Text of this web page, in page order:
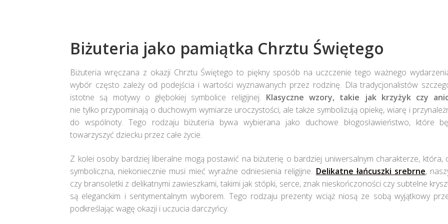
Biżuteria jako pamiątka Chrztu Świętego
Biżuteria wręczana z okazji Chrztu Świętego to piękny sposób na uczczenie tego ważnego
wybór często zależy od podejścia i wartości wyznawanych przez rodzinę. Dla tradycjonalistów
istotne są motywy o głębokiej symbolice religijnej. Klasyczne wzory, takie jak krzyżyk czy
nie tylko przypominają o duchowym wymiarze uroczystości, ale także symbolizują opiekę, wiarę i
do wspólnoty. Tego rodzaju biżuteria bywa wybierana jako duchowe błogosławieństwo, które
towarzyszyć dziecku przez całe życie.
Z kolei osoby bardziej liberalne mogą postawić na biżuterię o bardziej uniwersalnym charakterze, która,
symboliczna, niekoniecznie musi mieć wyraźne odniesienia religijne. Delikatne łańcuszki srebrne,
czy bransoletki z delikatnymi zawieszkami, takimi jak stópki, serce, znak nieskończoności czy subtelne
są eleganckim i sentymentalnym wyborem. Tego rodzaju prezenty wciąż niosą ze sobą wyjątkowy
podkreślając wagę okazji i uczucia darczyńcy.